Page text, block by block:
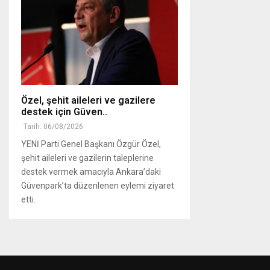
Özel, şehit aileleri ve gazilere
destek için Güven..
Tarih: 06/08/2026
YENİ Parti Genel Başkanı Özgür Özel,
şehit aileleri ve gazilerin taleplerine
destek vermek amacıyla Ankara’daki
Güvenpark’ta düzenlenen eylemi ziyaret
etti.